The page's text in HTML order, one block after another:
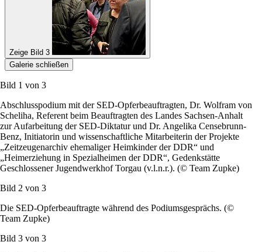
Zeige Bild 3
Galerie schließen
Bild 1 von 3
Abschlusspodium mit der SED-Opferbeauftragten, Dr. Wolfram von
Scheliha, Referent beim Beauftragten des Landes Sachsen-Anhalt
zur Aufarbeitung der SED-Diktatur und Dr. Angelika Censebrunn‐
Benz, Initiatorin und wissenschaftliche Mitarbeiterin der Projekte
„Zeitzeugenarchiv ehemaliger Heimkinder der DDR“ und
„Heimerziehung in Spezialheimen der DDR“, Gedenkstätte
Geschlossener Jugendwerkhof Torgau (v.l.n.r.). (© Team Zupke)
Bild 2 von 3
Die SED-Opferbeauftragte während des Podiumsgesprächs. (©
Team Zupke)
Bild 3 von 3